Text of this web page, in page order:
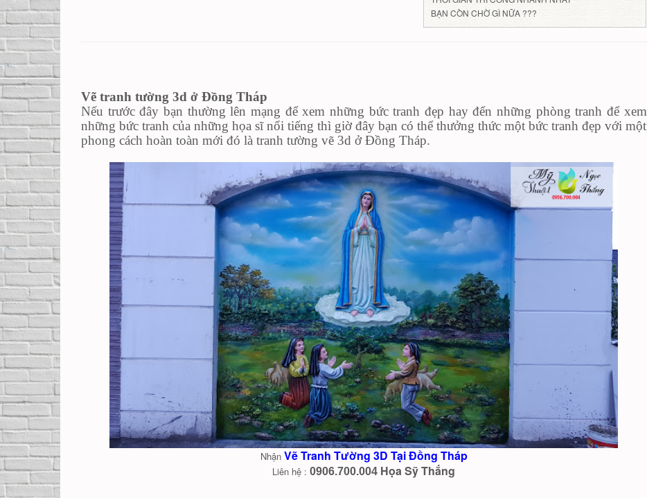
BẠN CÒN CHỜ GÌ NỮA ???
Vẽ tranh tường 3d ở Đồng Tháp
Nếu trước đây bạn thường lên mạng để xem những bức tranh đẹp hay đến những phòng tranh để xem
những bức tranh của những họa sĩ nổi tiếng thì giờ đây bạn có thể thưởng thức một bức tranh đẹp với một
phong cách hoàn toàn mới đó là tranh tường vẽ 3d ở Đồng Tháp.
Nhận Vẽ Tranh Tường 3D Tại Đồng Tháp
Liên hệ :0906.700.004 Họa Sỹ Thắng